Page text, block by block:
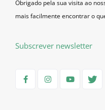
Obrigado pela sua visita ao
mais facilmente encontrar o
Subscrever newsletter